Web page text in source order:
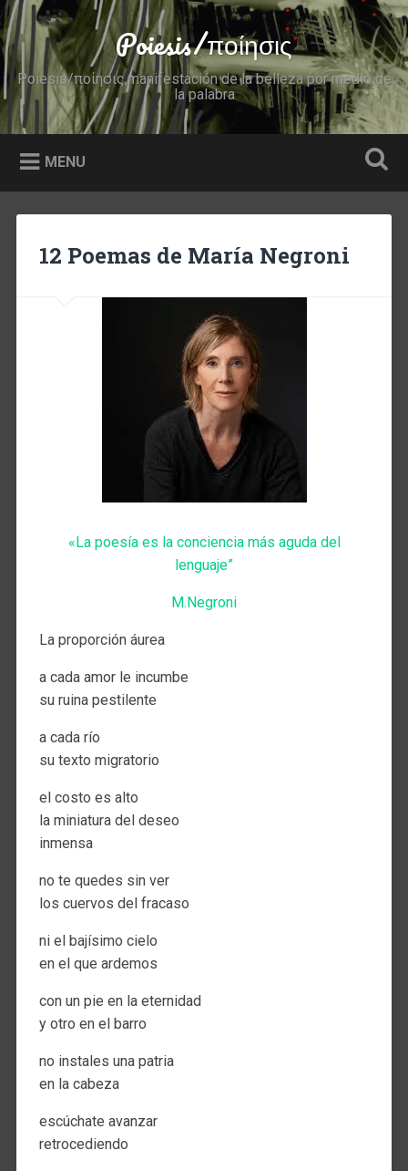
Skip
to
content
Search Poiesis/ποίησις
Poiesis/ποίησις,manifestación de la belleza por medio de
la palabra
MENU
12 Poemas de María Negroni
«La poesía es la conciencia más aguda del
lenguaje”
M.Negroni
La proporción áurea
a cada amor le incumbe
su ruina pestilente
a cada río
su texto migratorio
el costo es alto
la miniatura del deseo
inmensa
no te quedes sin ver
los cuervos del fracaso
ni el bajísimo cielo
en el que ardemos
con un pie en la eternidad
y otro en el barro
no instales una patria
en la cabeza
escúchate avanzar
retrocediendo